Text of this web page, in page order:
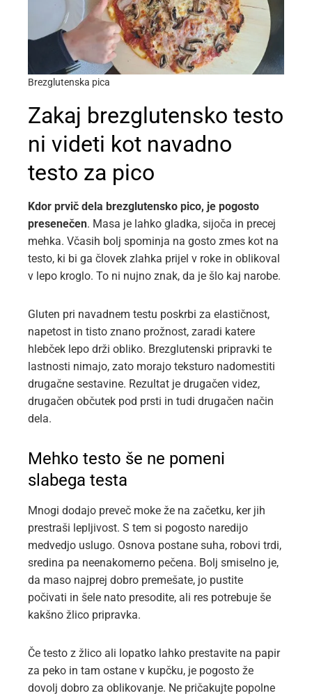
Brezglutenska pica
Zakaj brezglutensko testo
ni videti kot navadno
testo za pico
Kdor prvič dela brezglutensko pico, je pogosto
presenečen. Masa je lahko gladka, sijoča in precej
mehka. Včasih bolj spominja na gosto zmes kot na
testo, ki bi ga človek zlahka prijel v roke in oblikoval
v lepo kroglo. To ni nujno znak, da je šlo kaj narobe.
Gluten pri navadnem testu poskrbi za elastičnost,
napetost in tisto znano prožnost, zaradi katere
hlebček lepo drži obliko. Brezglutenski pripravki te
lastnosti nimajo, zato morajo teksturo nadomestiti
drugačne sestavine. Rezultat je drugačen videz,
drugačen občutek pod prsti in tudi drugačen način
dela.
Mehko testo še ne pomeni
slabega testa
Mnogi dodajo preveč moke že na začetku, ker jih
prestraši lepljivost. S tem si pogosto naredijo
medvedjo uslugo. Osnova postane suha, robovi trdi,
sredina pa neenakomerno pečena. Bolj smiselno je,
da maso najprej dobro premešate, jo pustite
počivati in šele nato presodite, ali res potrebuje še
kakšno žlico pripravka.
Če testo z žlico ali lopatko lahko prestavite na papir
za peko in tam ostane v kupčku, je pogosto že
dovolj dobro za oblikovanje. Ne pričakujte popolne